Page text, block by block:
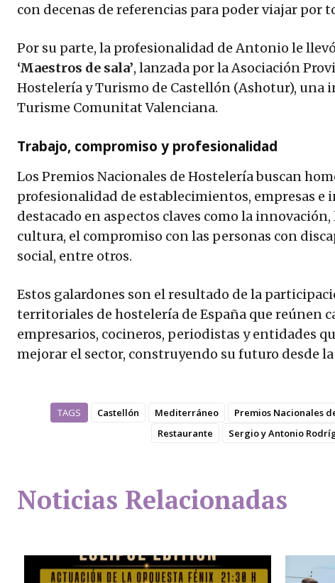
con decenas de referencias para poder viajar por
Por su parte, la profesionalidad de Antonio le
‘Maestros de sala’, lanzada por la Asociación
Hostelería y Turismo de Castellón (Ashotur), una
Turisme Comunitat Valenciana.
Trabajo, compromiso y profesionalidad
Los Premios Nacionales de Hostelería buscan
profesionalidad de establecimientos, empresas e
destacado en aspectos claves como la
cultura, el compromiso con las personas con
social, entre otros.
Estos galardones son el resultado de la
territoriales de hostelería de España que reúnen
empresarios, cocineros, periodistas y entidades
mejorar el sector, construyendo su futuro desde
TAGS Castellón Mediterráneo Premios Nacionales
Restaurante
Sergio y Antonio
Noticias Relacionadas